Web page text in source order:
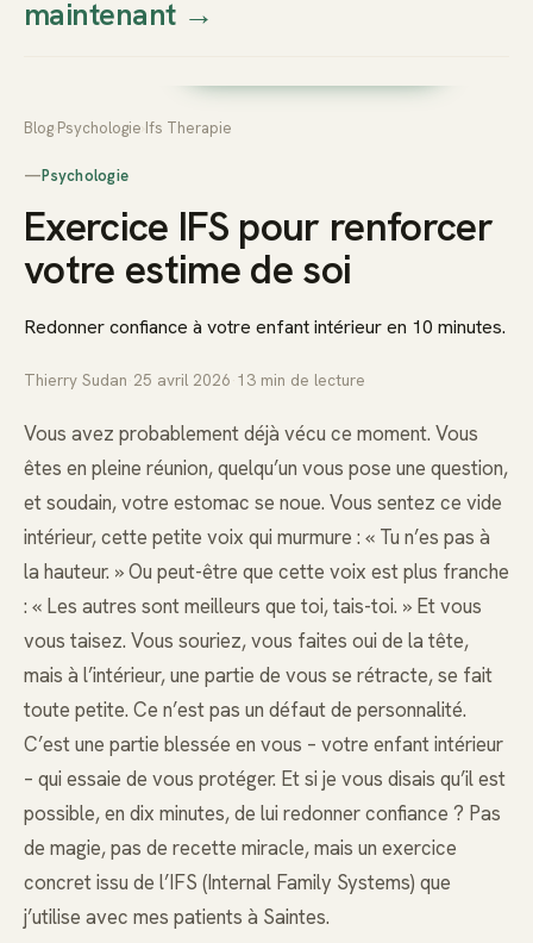
Thierry
Prendre rendez-vous dès
maintenant→
Blog Psychologie Ifs Therapie
—Psychologie
Exercice IFS pour renforcer
votre estime de soi
Redonner confiance à votre enfant intérieur en 10 minutes.
Thierry Sudan 25 avril 2026 13 min de lecture
Vous avez probablement déjà vécu ce moment. Vous
êtes en pleine réunion, quelqu’un vous pose une question,
et soudain, votre estomac se noue. Vous sentez ce vide
intérieur, cette petite voix qui murmure : « Tu n’es pas à
la hauteur. » Ou peut-être que cette voix est plus franche
: « Les autres sont meilleurs que toi, tais-toi. » Et vous
vous taisez. Vous souriez, vous faites oui de la tête,
mais à l’intérieur, une partie de vous se rétracte, se fait
toute petite. Ce n’est pas un défaut de personnalité.
C’est une partie blessée en vous – votre enfant intérieur
– qui essaie de vous protéger. Et si je vous disais qu’il est
possible, en dix minutes, de lui redonner confiance ? Pas
de magie, pas de recette miracle, mais un exercice
concret issu de l’IFS (Internal Family Systems) que
j’utilise avec mes patients à Saintes.